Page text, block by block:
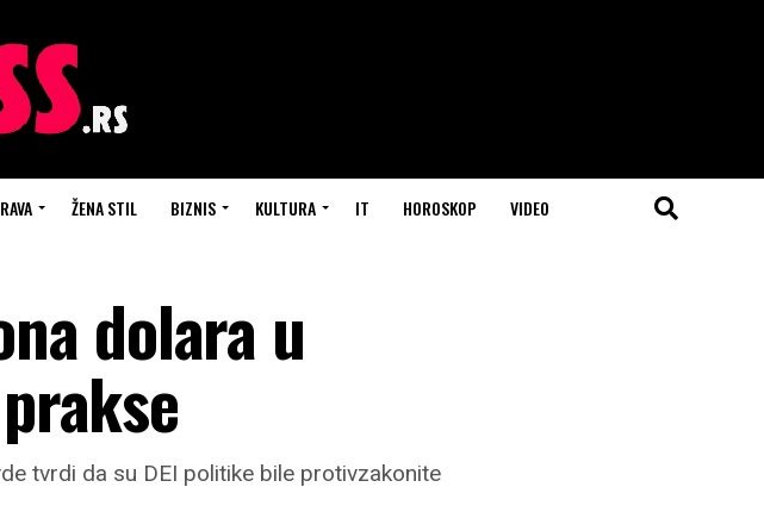
ŽENA STIL BIZNIS KULTURA IT HOROSKOP VIDEO
dolara u
tvrdi da su DEI politike bile protivzakonite